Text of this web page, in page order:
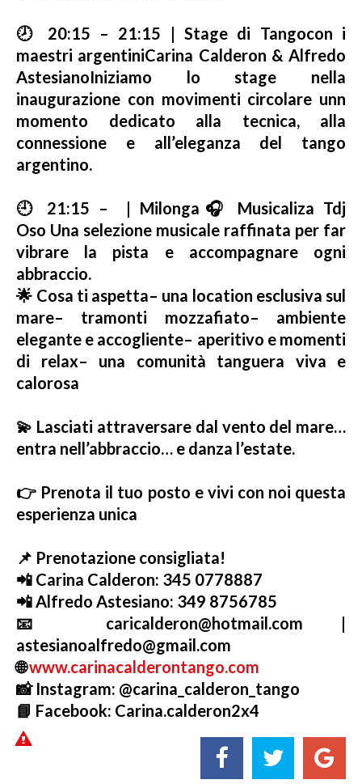
🕗 20:15 – 21:15 | Stage di Tangocon i
maestri argentiniCarina Calderon & Alfredo
AstesianoIniziamo lo stage nella
inaugurazione con movimenti circolare unn
momento dedicato alla tecnica, alla
connessione e all’eleganza del tango
argentino.
🕘 21:15 – | Milonga 🎧 Musicaliza Tdj
Oso Una selezione musicale raffinata per far
vibrare la pista e accompagnare ogni
abbraccio.
🌟 Cosa ti aspetta– una location esclusiva sul
mare– tramonti mozzafiato– ambiente
elegante e accogliente– aperitivo e momenti
di relax– una comunità tanguera viva e
calorosa
💫 Lasciati attraversare dal vento del mare…
entra nell’abbraccio… e danza l’estate.
👉 Prenota il tuo posto e vivi con noi questa
esperienza unica
📌 Prenotazione consigliata!
📲 Carina Calderon: 345 0778887
📲 Alfredo Astesiano: 349 8756785
📧 caricalderon@hotmail.com |
astesianoalfredo@gmail.com
🌐www.carinacalderontango.com
📸 Instagram: @carina_calderon_tango
📘 Facebook: Carina.calderon2x4